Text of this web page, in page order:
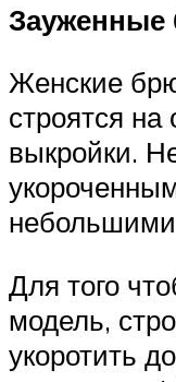
Зауженные
Женские
строятся на
выкройки.
Для того
модель,
укоротить